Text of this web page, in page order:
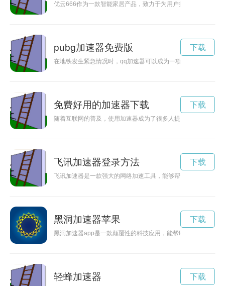
优云666作为一款智能家居产品，致力于为用户打造便捷、舒
pubg加速器免费版
在地铁发生紧急情况时，qq加速器可以成为一项意想不到的逃
下载
免费好用的加速器下载
随着互联网的普及，使用加速器成为了很多人提高网络速度的
下载
飞讯加速器登录方法
飞讯加速器是一款强大的网络加速工具，能够帮助用户轻松畅
下载
黑洞加速器苹果
黑洞加速器app是一款颠覆性的科技应用，能帮助用户加速空
下载
轻蜂加速器 下载